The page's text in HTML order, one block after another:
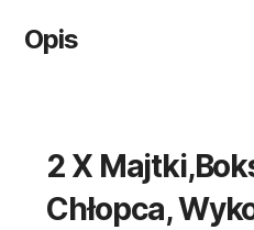
Opis
2 X
Chłopca,